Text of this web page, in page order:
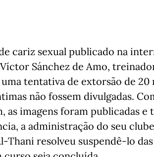
cariz sexual publicado na
Sánchez de Amo,
tentativa de extorsão de
não fossem divulgadas.
as imagens foram publicadas
a administração do seu
Thani resolveu suspendê-lo